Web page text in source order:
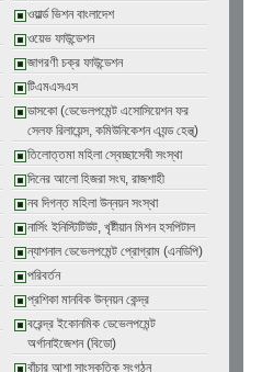
ওয়ার্ল্ড ভিশন বাংলাদেশ
ওয়েভ ফাউন্ডেশন
জাগরণী চক্র ফাউন্ডেশন
টিএমএসএস
ডাসকো (ডেভেলপমেন্ট এসোসিয়েশন ফর
সেলফ রিলায়েন্স, কমিউনিকেশন এ্যন্ড হেল্থ্)
তিলোত্তমা মহিলা স্বেচ্ছাসেবী সংস্থা
দিনের আলো হিজরা সংঘ, রাজশাহী
নব দিগন্ত মহিলা উন্নয়ন সংস্থা
নার্সিং ইনিস্টিটিউট, খৃষ্টীয়ান মিশন হসপিটাল
ন্যাশনাল ডেভেলপমেন্ট প্রোগ্রাম (এনডিপি)
পরিবর্তন
প্রশিকা মানবিক উন্নয়ন কেন্দ্র
বরেন্দ্র ইকোনমিক ডেভেলপমেন্ট
অর্গানাইজেশন (বিডো)
বাঁচার আশা সাংস্কৃতিক সংগঠন